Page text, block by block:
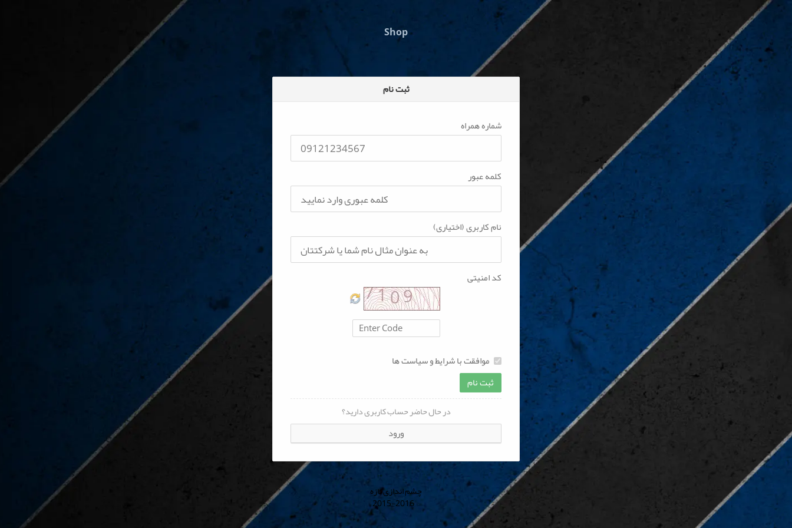
Shop
ثبت نام
شماره همراه
کلمه عبور
نام کاربری (اختیاری)
کد امنیتی
موافقت با شرایط و سیاست ها
ثبت نام
در حال حاضر حساب کاربری دارید؟
ورود
چشم اندازی تازه
© 2015-2016